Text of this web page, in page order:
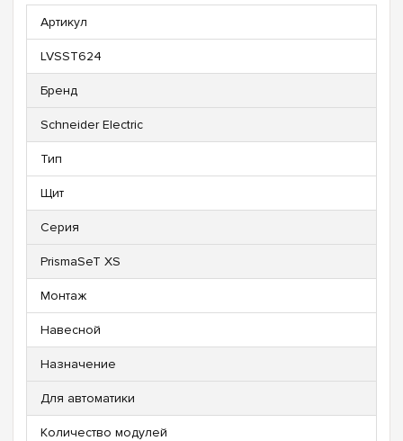
Артикул
LVSST624
Бренд
Schneider Electric
Тип
Щит
Серия
PrismaSeT XS
Монтаж
Навесной
Назначение
Для автоматики
Количество модулей